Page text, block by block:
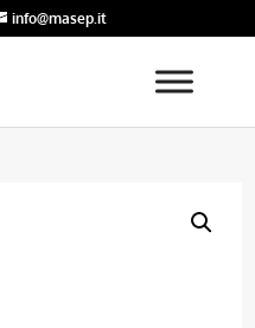
info@masep.it